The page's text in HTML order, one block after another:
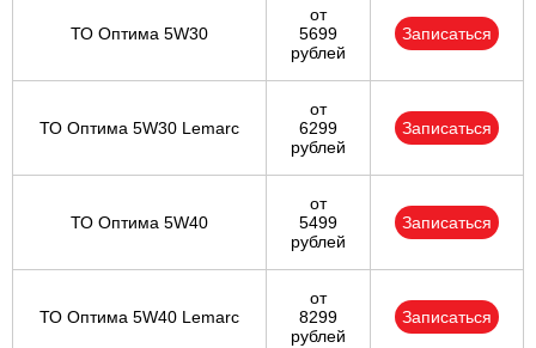
ТО Оптима 5W30
от
5699
рублей
Записаться
ТО Оптима 5W30 Lemarc
от
6299
рублей
Записаться
ТО Оптима 5W40
от
5499
рублей
Записаться
ТО Оптима 5W40 Lemarc
от
8299
рублей
Записаться